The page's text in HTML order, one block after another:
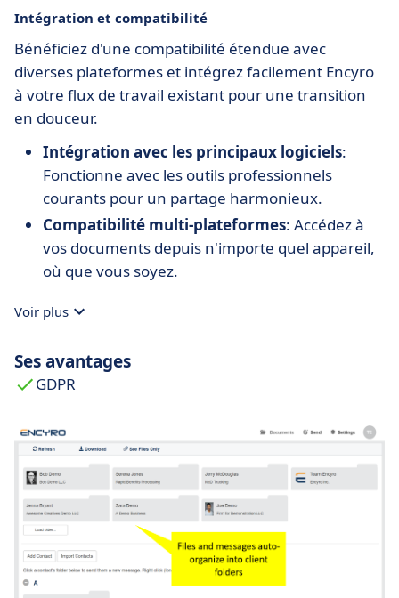
Intégration et compatibilité
Bénéficiez d'une compatibilité étendue avec
diverses plateformes et intégrez facilement Encyro
à votre flux de travail existant pour une transition
en douceur.
Intégration avec les principaux logiciels:
Fonctionne avec les outils professionnels
courants pour un partage harmonieux.
Compatibilité multi-plateformes: Accédez à
vos documents depuis n'importe quel appareil,
où que vous soyez.
Voir plus
Ses avantages
GDPR